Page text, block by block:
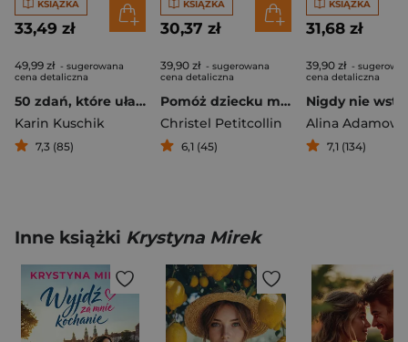
KSIĄŻKA
33,49 zł
49,99 zł - sugerowana
cena detaliczna
50 zdań, które ułatwią ci życie
Karin Kuschik
7,3 (85)
KSIĄŻKA
30,37 zł
39,90 zł - sugerowana
cena detaliczna
Pomóż dziecku mniej myśleć O wrażliwych dzieciach, które za bardzo się przejmują
Christel Petitcollin
6,1 (45)
KSIĄŻKA
31,68 zł
39,90 zł -
cena detaliczna
Alina
7,1 (134)
Inne książki Krystyna Mirek